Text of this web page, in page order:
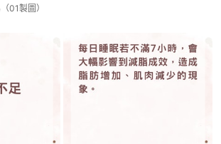
01製圖）